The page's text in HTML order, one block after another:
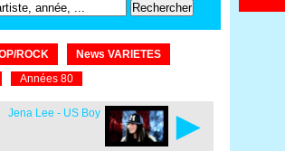
ROCK
News VARIETES
Années 80
►
Jena Lee - US Boy